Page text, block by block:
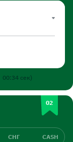
00:34сек)
СНГ CASH